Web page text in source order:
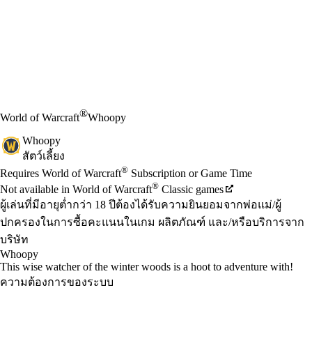
World of Warcraft®Whoopy
Whoopy
สัตว์เลี้ยง
ราคา
Available actions
Requires World of Warcraft® Subscription or Game Time
Not available in World of Warcraft® Classic games
ผู้เล่นที่มีอายุต่ำกว่า 18 ปีต้องได้รับความยินยอมจากพ่อแม่/ผู้
ปกครองในการซื้อคะแนนในเกม ผลิตภัณฑ์ และ/หรือบริการจาก
บริษัท
Whoopy
This wise watcher of the winter woods is a hoot to adventure with!
ความต้องการของระบบ